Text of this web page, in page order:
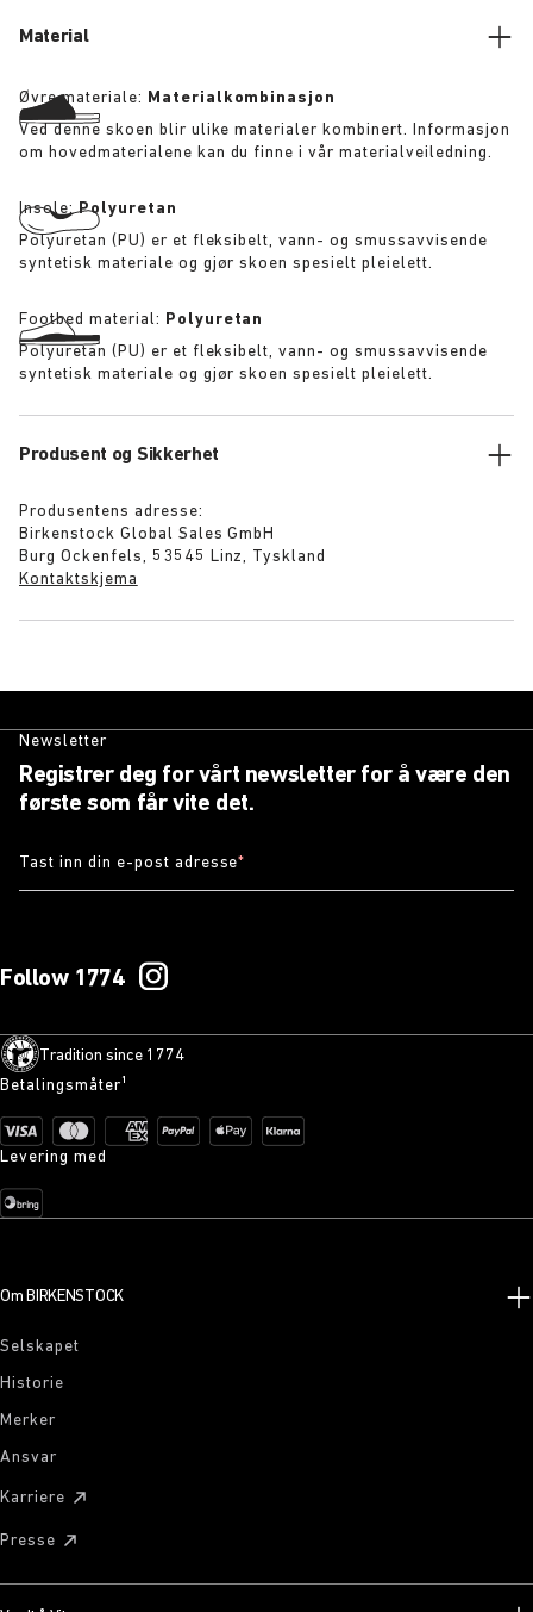
Material
Øvre materiale: Materialkombinasjon
Ved denne skoen blir ulike materialer kombinert. Informasjon
om hovedmaterialene kan du finne i vår materialveiledning.
Insole:Polyuretan
Polyuretan (PU) er et fleksibelt, vann- og smussavvisende
syntetisk materiale og gjør skoen spesielt pleielett.
Footbed material: Polyuretan
Polyuretan (PU) er et fleksibelt, vann- og smussavvisende
syntetisk materiale og gjør skoen spesielt pleielett.
Produsent og Sikkerhet
Produsentens adresse:
Birkenstock Global Sales GmbH
Burg Ockenfels, 53545 Linz, Tyskland
Kontaktskjema
Newsletter
Registrer deg for vårt newsletter for å være den
første som får vite det.
Tast inn din e-post adresse*
Follow 1774
Tradition since 1774
Betalingsmåter¹
Levering med
Om BIRKENSTOCK
Selskapet
Historie
Merker
Ansvar
Karriere
Presse